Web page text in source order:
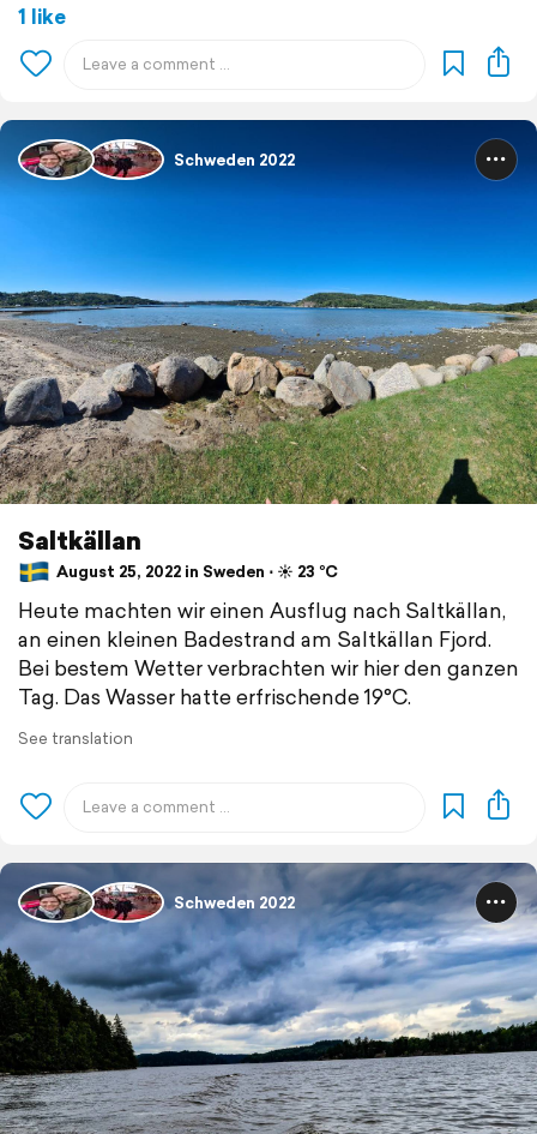
1 like
Schweden 2022
Saltkällan
August 25, 2022 in Sweden ⋅ ☀️ 23 °C
Heute machten wir einen Ausflug nach Saltkällan,
an einen kleinen Badestrand am Saltkällan Fjord.
Bei bestem Wetter verbrachten wir hier den ganzen
Tag. Das Wasser hatte erfrischende 19°C.
See translation
Schweden 2022